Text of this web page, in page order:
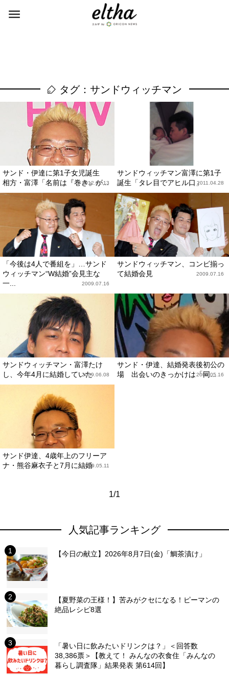
タグ：サンドウィッチマン
サンド・伊達に第1子女児誕生
相方・富澤「名前は『巻き』が...
2012.01.13
サンドウィッチマン富澤に第1子
誕生「タレ目でアヒル口」2011.04.28
「今後は4人で番組を」…サンド
ウィッチマン“W結婚”会見主な
一...
2009.07.16
サンドウィッチマン、コンビ揃っ
て結婚会見
2009.07.16
サンドウィッチマン・富澤たけ
し、今年4月に結婚していた2009.06.08
サンド・伊達、結婚発表後初公の
場 出会いのきっかけは「同...
2009.05.16
サンド伊達、4歳年上のフリーア
ナ・熊谷麻衣子と7月に結婚2009.05.11
1/1
人気記事ランキング
【今日の献立】2026年8月7日(金)「鯛茶漬け」
【夏野菜の王様！】苦みがクセになる！ピーマンの
絶品レシピ8選
「暑い日に飲みたいドリンクは？」＜回答数
38,386票＞【教えて！ みんなの衣食住「みんなの
暮らし調査隊」結果発表 第614回】